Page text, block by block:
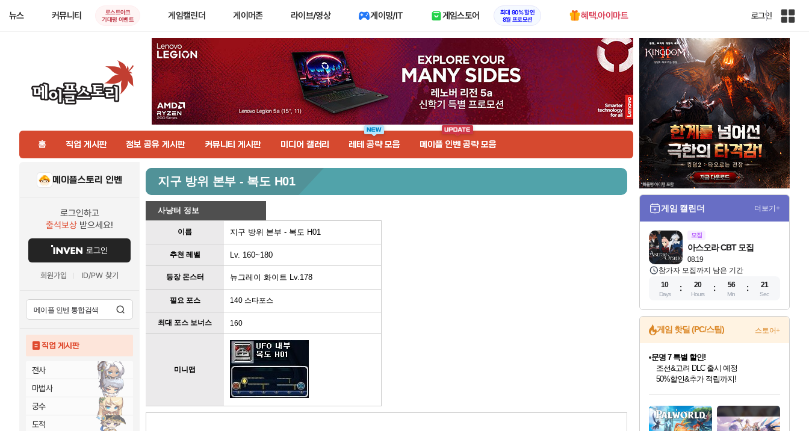
뉴스 커뮤니티
로스트아크
기대평 이벤트
게임캘린더 게이머존 라이브/영상 게이밍/IT 게임스토어
최대 90% 할인
8월 프로모션
혜택.아이마트 로그인
인
전
체
사
이
트
맵
홈 직업 게시판 정보 공유 게시판 커뮤니티 게시판 미디어 갤러리 레테 공략 모음 메이플 인벤 공략 모음
메이플스토리 인벤
로그인하고
출석보상 받으세요!
로그인
회원가입 ID/PW 찾기
직업 게시판
전사
마법사
궁수
도적
지구 방위 본부 - 복도 H01
사냥터 정보
이름 지구 방위 본부 - 복도 H01
추천 레벨 Lv. 160~180
등장 몬스터 뉴그레이 화이트 Lv.178
필요 포스 140 스타포스
최대 포스 보너스 160
미니맵
게임 캘린더 더보기+
모집
08.19
아스오라 CBT 모집
참가자 모집까지 남은 기간
10
Days
20
Hours
56
Min
20
Sec
게임 핫딜 (PC/스팀) 스토어+
최대 90% 할인가를 만나보세요!
네이버혜택과 함께 만나보세요!
문명 7 특별 할인!
조선&고려 DLC 출시 예정
50%할인&추가 적립까지!
네이버 포인트 혜택까지!
이니&베니 혜택까지!
네이버 혜택가와 함께 예약하세요!
할인&네이버혜택으로 만나보세요!
네이버페이 혜택과 만나보세요!
40주년 프로모션으로 만나보세요!
할인가에 만나보세요!
일부 에디션 상시 할인!
혜택으로 예약 판매 중
편안하게 충전하세요